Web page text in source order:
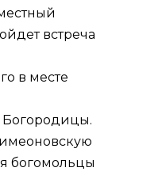
встреча
в месте
Богородицы.
богомольцы